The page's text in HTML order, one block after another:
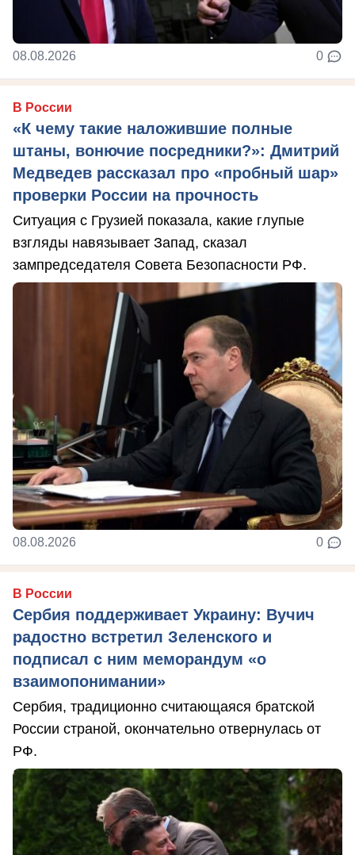
08.08.2026 0
В России
«К чему такие наложившие полные
штаны, вонючие посредники?»: Дмитрий
Медведев рассказал про «пробный шар»
проверки России на прочность
Ситуация с Грузией показала, какие глупые
взгляды навязывает Запад, сказал
зампредседателя Совета Безопасности РФ.
08.08.2026 0
В России
Сербия поддерживает Украину: Вучич
радостно встретил Зеленского и
подписал с ним меморандум «о
взаимопонимании»
Сербия, традиционно считающаяся братской
России страной, окончательно отвернулась от
РФ.